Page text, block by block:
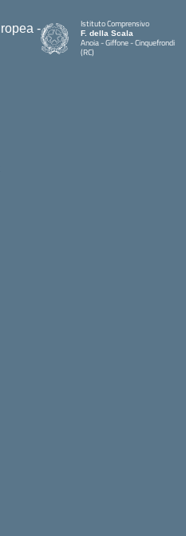
Istituto Comprensivo
F. della Scala
Anoia - Giffone - Cinquefrondi
(RC)